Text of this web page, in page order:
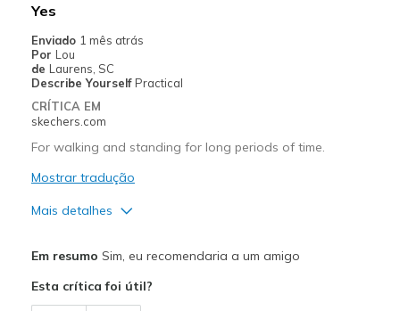
View On Shoes
Yes
Enviado 1 mês atrás
Por Lou
de Laurens, SC
Describe Yourself Practical
CRÍTICA EM
skechers.com
For walking and standing for long periods of time.
Mostrar tradução
Mais detalhes
Comfortable
Em resumo Sim, eu recomendaria a um amigo
Esta crítica foi útil?